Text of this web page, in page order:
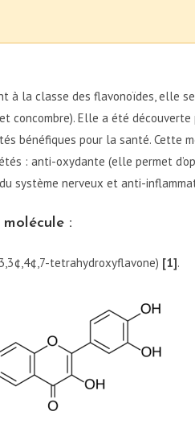
à la classe des flavonoïdes, elle
concombre). Elle a été
bénéfiques pour la santé. Cette
: anti-oxydante (elle permet
système nerveux et anti-
:
tetrahydroxyflavone) [1].